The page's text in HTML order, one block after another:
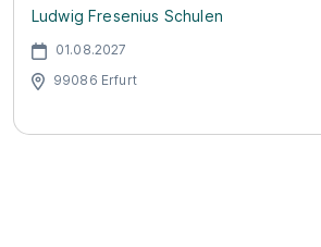
Ludwig Fresenius Schulen
01.08.2027
99086 Erfurt